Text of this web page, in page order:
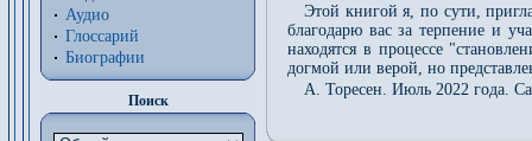
Аудио
Глоссарий
Биографии
Поиск
Этой книгой я, по сути,
благодарю вас за терпение и
находятся в процессе
догмой или верой, но
А. Торесен. Июль 2022 года.